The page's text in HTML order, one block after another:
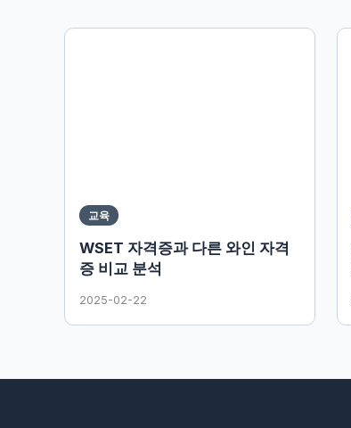
교육
WSET 자격증과 다른 와인 자격
증 비교 분석
2025-02-22